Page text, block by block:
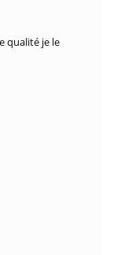
qualité je le